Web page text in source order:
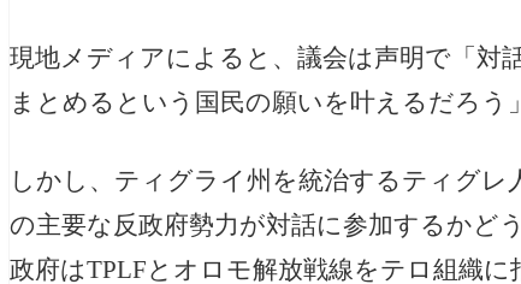
現地メディアによると、議会は声明で「対
まとめるという国民の願いを叶えるだろう
しかし、ティグライ州を統治するティグレ
の主要な反政府勢力が対話に参加するかど
政府はTPLFとオロモ解放戦線をテロ組織に